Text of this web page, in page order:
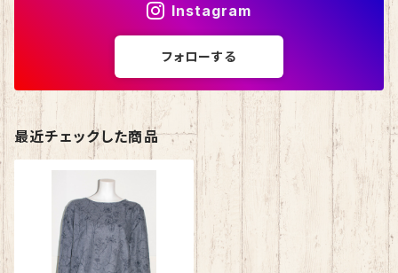
Instagram
フォローする
最近チェックした商品